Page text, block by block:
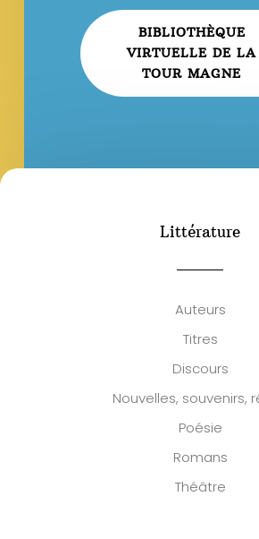
BIBLIOTHÈQUE
VIRTUELLE DE LA
TOUR MAGNE
Littérature
Auteurs
Titres
Discours
Nouvelles, souvenirs,
Poésie
Romans
Théâtre